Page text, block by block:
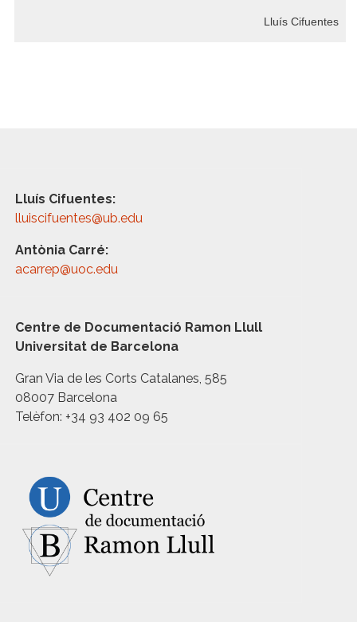
Lluís Cifuentes
Lluís Cifuentes:
lluiscifuentes@ub.edu
Antònia Carré:
acarrep@uoc.edu
Centre de Documentació Ramon Llull
Universitat de Barcelona
Gran Via de les Corts Catalanes, 585
08007 Barcelona
Telèfon: +34 93 402 09 65